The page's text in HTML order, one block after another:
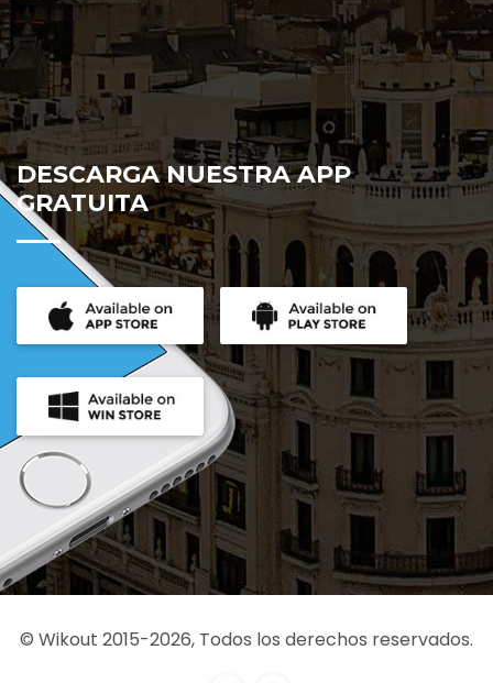
DESCARGA NUESTRA APP
GRATUITA
© Wikout 2015-2026, Todos los derechos reservados.